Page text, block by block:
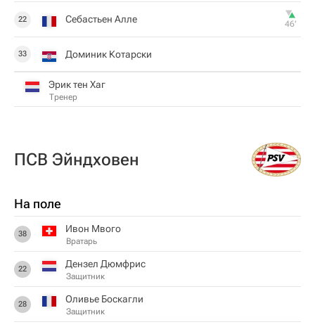
22 Себастьен Алле 46‎’‎
33 Доминик Котарски
Эрик тен Хаг
Тренер
ПСВ Эйндховен
На поле
38 Ивон Мвого
Вратарь
22 Дензел Дюмфрис
Защитник
28 Оливье Боскагли
Защитник